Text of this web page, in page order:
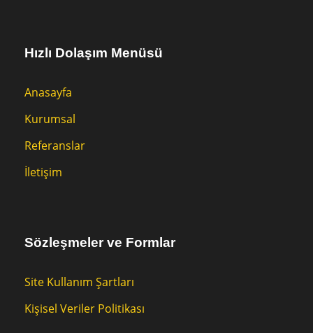
Hızlı Dolaşım Menüsü
Anasayfa
Kurumsal
Referanslar
İletişim
Sözleşmeler ve Formlar
Site Kullanım Şartları
Kişisel Veriler Politikası